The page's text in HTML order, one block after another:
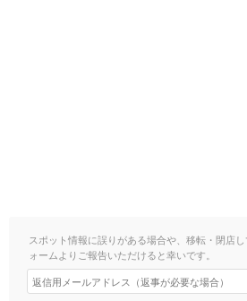
スポット情報に誤りがある場合や、移転・閉店
ォームよりご報告いただけると幸いです。